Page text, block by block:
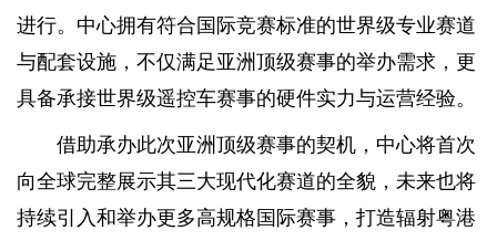
进行。中心拥有符合国际竞赛标准的世界级专业赛道
与配套设施，不仅满足亚洲顶级赛事的举办需求，更
具备承接世界级遥控车赛事的硬件实力与运营经验。
借助承办此次亚洲顶级赛事的契机，中心将首次
向全球完整展示其三大现代化赛道的全貌，未来也将
持续引入和举办更多高规格国际赛事，打造辐射粤港